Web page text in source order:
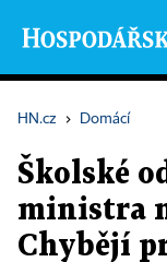
HN.cz › Domácí
Školské
ministra
Chybějí